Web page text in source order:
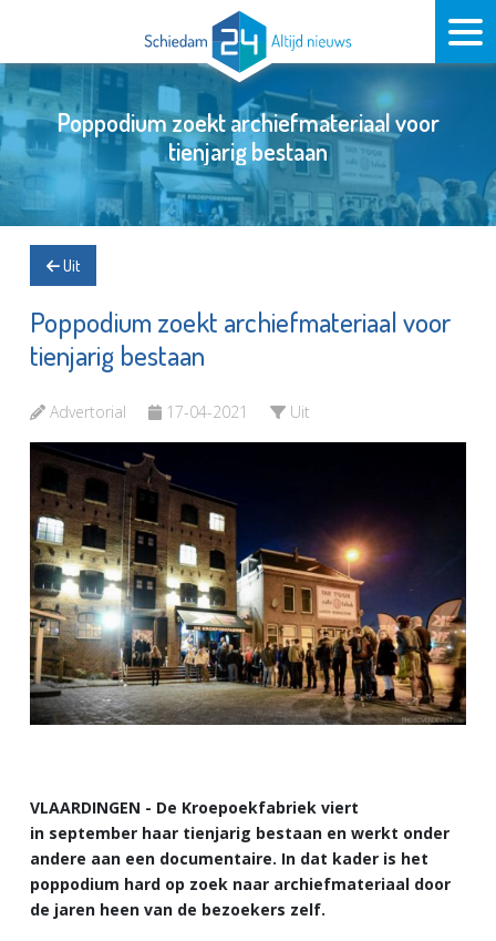
Poppodium zoekt archiefmateriaal voor
tienjarig bestaan
Uit
Poppodium zoekt archiefmateriaal voor
tienjarig bestaan
Advertorial 17-04-2021 Uit
VLAARDINGEN - De Kroepoekfabriek viert
in september haar tienjarig bestaan en werkt onder
andere aan een documentaire. In dat kader is het
poppodium hard op zoek naar archiefmateriaal door
de jaren heen van de bezoekers zelf.